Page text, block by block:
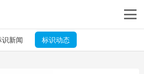
识新闻 标识动态